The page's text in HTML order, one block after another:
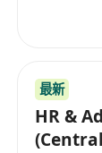
• 技能要
（Word
巧，能有
最新
HR &